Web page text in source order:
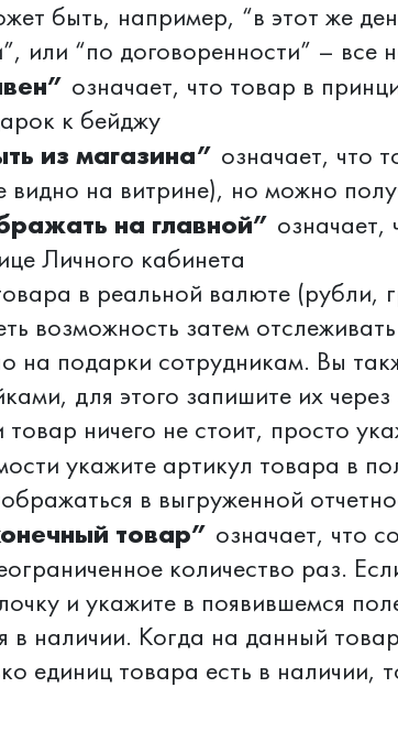
быть, например, “в этот же
или “по договоренности” –
означает, что товар в
к бейджу
из магазина” означает, что
видно на витрине), но можно
на главной” означает,
Личного кабинета
в реальной валюте (рубли,
возможность затем
на подарки сотрудникам. Вы
для этого запишите их
ничего не стоит, просто
укажите артикул товара в
в выгруженной
товар” означает, что
количество раз.
и укажите в появившемся
в наличии. Когда на данный
единиц товара есть в наличии,